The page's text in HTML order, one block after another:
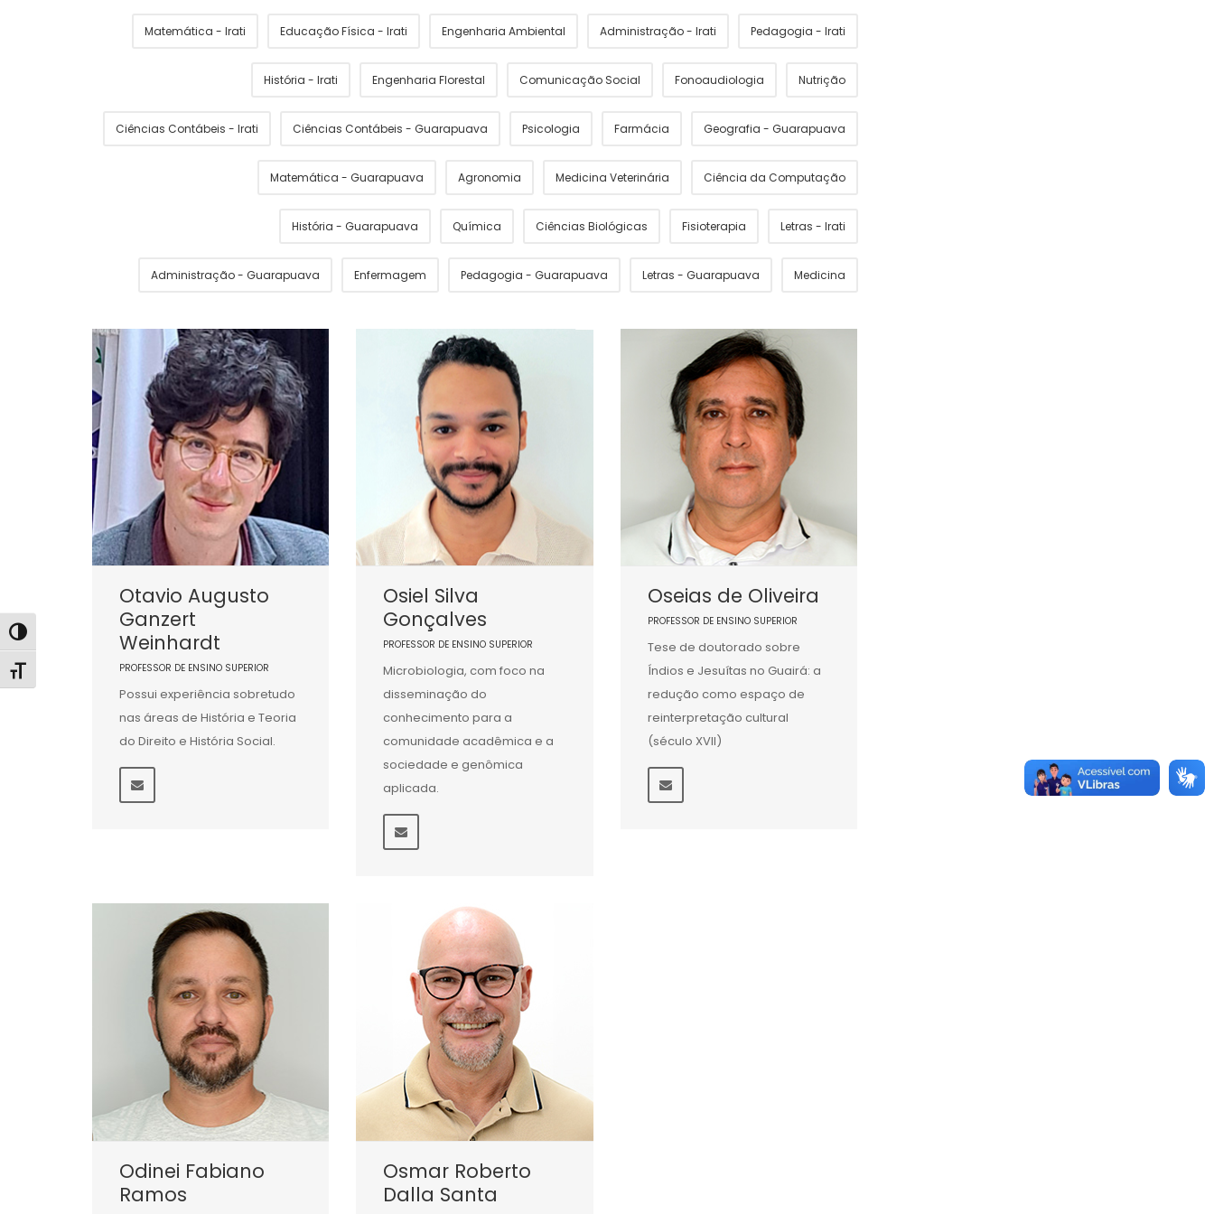
Alternar alto contraste
Alternar tamanho da fonte
Matemática - Irati Educação Física - Irati Engenharia Ambiental Administração - Irati Pedagogia - Irati
História - Irati Engenharia Florestal Comunicação Social Fonoaudiologia Nutrição
Ciências Contábeis - Irati Ciências Contábeis - Guarapuava Psicologia Farmácia Geografia - Guarapuava
Matemática - Guarapuava Agronomia Medicina Veterinária Ciência da Computação
História - Guarapuava Química Ciências Biológicas Fisioterapia Letras - Irati
Administração - Guarapuava Enfermagem Pedagogia - Guarapuava Letras - Guarapuava Medicina
Otavio Augusto
Ganzert
Weinhardt
PROFESSOR DE ENSINO SUPERIOR
Possui experiência sobretudo
nas áreas de História e Teoria
do Direito e História Social.
Osiel Silva
Gonçalves
PROFESSOR DE ENSINO SUPERIOR
Microbiologia, com foco na
disseminação do
conhecimento para a
comunidade acadêmica e a
sociedade e genômica
aplicada.
Oseias de Oliveira
PROFESSOR DE ENSINO SUPERIOR
Tese de doutorado sobre
Índios e Jesuítas no Guairá: a
redução como espaço de
reinterpretação cultural
(século XVII)
Odinei Fabiano
Ramos
Osmar Roberto
Dalla Santa